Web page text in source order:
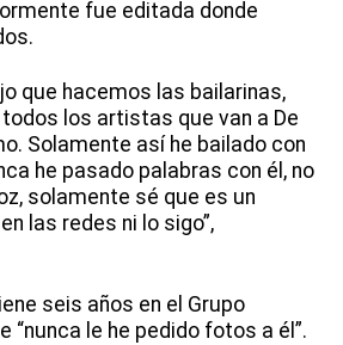
fue editada donde
que hacemos las bailarinas,
los artistas que van a De
Solamente así he bailado con
he pasado palabras con él, no
solamente sé que es un
las redes ni lo sigo”,
seis años en el Grupo
“nunca le he pedido fotos a él”.